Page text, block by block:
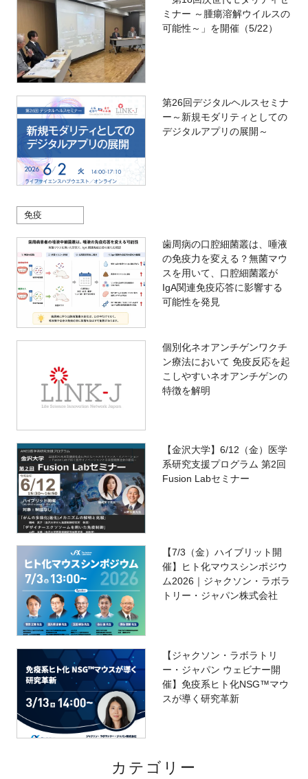
ミナー ～腫瘍溶解ウイルスの
可能性～」を開催（5/22）
第26回デジタルヘルスセミナ
ー～新規モダリティとしての
デジタルアプリの展開～
免疫
歯周病の口腔細菌叢は、唾液
の免疫力を変える？無菌マウ
スを用いて、口腔細菌叢が
IgA関連免疫応答に影響する
可能性を発見
個別化ネオアンチゲンワクチ
ン療法において 免疫反応を起
こしやすいネオアンチゲンの
特徴を解明
【金沢大学】6/12（金）医学
系研究支援プログラム 第2回
Fusion Labセミナー
【7/3（金）ハイブリット開
催】ヒト化マウスシンポジウ
ム2026｜ジャクソン・ラボラ
トリー・ジャパン株式会社
【ジャクソン・ラボラトリ
ー・ジャパン ウェビナー開
催】免疫系ヒト化NSG™マウ
スが導く研究革新
カテゴリー